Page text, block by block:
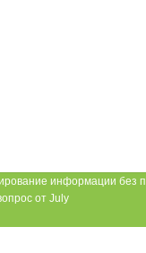
информации без
от July